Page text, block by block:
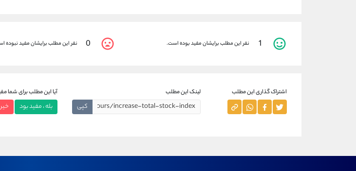
1 نفر این مطلب برایشان مفید بوده است. 0 نفر این مطلب برایشان مفید نبوده
اشتراک گذاری این مطلب لینک این مطلب
کپی
آیا این مطلب برای شما
بله ، مفید بود